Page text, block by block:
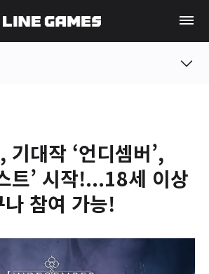
기대작 ‘언디셈버’,
트’ 시작!...18세 이상
참여 가능!